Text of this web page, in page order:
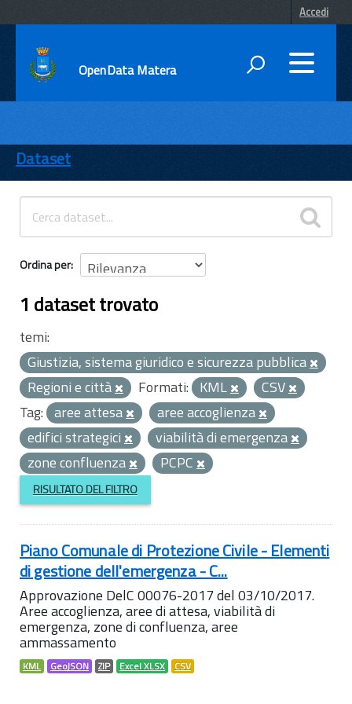
Accedi
OpenData Matera
ENTI
TEMI
INFORMAZIONI
Dataset
Ordina per
1 dataset trovato
temi:
Giustizia, sistema giuridico e sicurezza pubblica
Regioni e città
Formati: KML
CSV
Tag: aree attesa
aree accoglienza
edifici strategici
viabilità di emergenza
zone confluenza
PCPC
RISULTATO DEL FILTRO
Piano Comunale di Protezione Civile - Elementi
di gestione dell'emergenza - C...
Approvazione DelC 00076-2017 del 03/10/2017.
Aree accoglienza, aree di attesa, viabilità di
emergenza, zone di confluenza, aree
ammassamento
KML GeoJSON ZIP Excel XLSX CSV